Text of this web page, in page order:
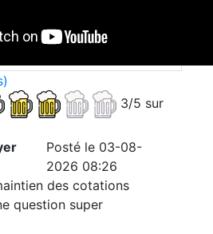
3/5 sur
Posté le 03-08-
2026 08:26
des cotations
question super